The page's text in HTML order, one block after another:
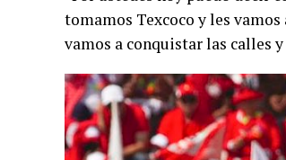
tomamos Texcoco y les
vamos a conquistar las calles